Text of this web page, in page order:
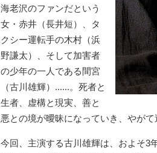
海老沢のファンだという
女・赤井（長井短）、タ
クシー運転手の木村（浜
野謙太）、そして加害者
の少年の一人である間宮
（古川雄輝）......。死者と
生者、虚構と現実、善と
悪との境が曖昧になっていき、やが
今回、主演する古川雄輝は、およそ3